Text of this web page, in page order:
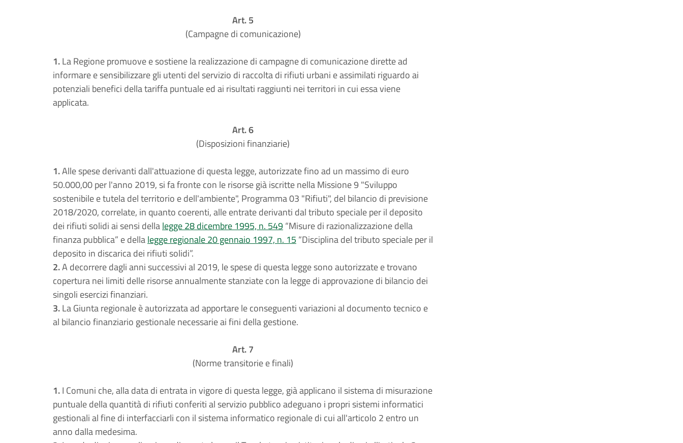
Art. 5
(Campagne di comunicazione)
1.La Regione promuove e sostiene la realizzazione di campagne di comunicazione dirette ad
informare e sensibilizzare gli utenti del servizio di raccolta di rifiuti urbani e assimilati riguardo ai
potenziali benefici della tariffa puntuale ed ai risultati raggiunti nei territori in cui essa viene
applicata.
Art. 6
(Disposizioni finanziarie)
1.Alle spese derivanti dall'attuazione di questa legge, autorizzate fino ad un massimo di euro
50.000,00 per l'anno 2019, si fa fronte con le risorse già iscritte nella Missione 9 "Sviluppo
sostenibile e tutela del territorio e dell'ambiente", Programma 03 "Rifiuti", del bilancio di previsione
2018/2020, correlate, in quanto coerenti, alle entrate derivanti dal tributo speciale per il deposito
dei rifiuti solidi ai sensi dellalegge 28 dicembre 1995, n. 549“Misure di razionalizzazione della
finanza pubblica” e dellalegge regionale 20 gennaio 1997, n. 15 “Disciplina del tributo speciale per il
deposito in discarica dei rifiuti solidi”.
2.A decorrere dagli anni successivi al 2019, le spese di questa legge sono autorizzate e trovano
copertura nei limiti delle risorse annualmente stanziate con la legge di approvazione di bilancio dei
singoli esercizi finanziari.
3.La Giunta regionale è autorizzata ad apportare le conseguenti variazioni al documento tecnico e
al bilancio finanziario gestionale necessarie ai fini della gestione.
Art. 7
(Norme transitorie e finali)
1.I Comuni che, alla data di entrata in vigore di questa legge, già applicano il sistema di misurazione
puntuale della quantità di rifiuti conferiti al servizio pubblico adeguano i propri sistemi informatici
gestionali al fine di interfacciarli con il sistema informatico regionale di cui all'articolo 2 entro un
anno dalla medesima.